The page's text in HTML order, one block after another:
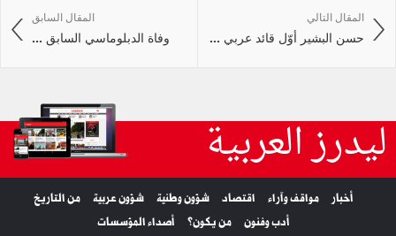
المقال السابق
وفاة الدبلوماسي السابق ...
المقال التالي
حسن البشير أوّل قائد عربي ...
ليدرز العربية
أخبار مواقف وآراء اقتصاد شؤون وطنية شؤون عربية
من التاريخ
أدب وفنون
من يكون؟ أصداء المؤسسات